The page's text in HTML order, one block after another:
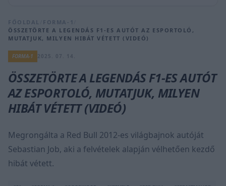
FŐOLDAL FORMA-1
ÖSSZETÖRTE A LEGENDÁS F1-ES AUTÓT AZ ESPORTOLÓ,
MUTATJUK, MILYEN HIBÁT VÉTETT (VIDEÓ)
FORMA-1
ÖSSZETÖRTE A LEGENDÁS F1-ES AUTÓT
AZ ESPORTOLÓ, MUTATJUK, MILYEN
HIBÁT VÉTETT (VIDEÓ)
Megrongálta a Red Bull 2012-es világbajnok autóját
Sebastian Job, aki a felvételek alapján vélhetően kezdő
hibát vétett.